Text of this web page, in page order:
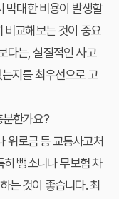
막대한 비용이 발생할
비교해보는 것이 중요
다는, 실질적인 사고
지를 최우선으로 고
분한가요?
위로금 등 교통사고처
히 뺑소니나 무보험 차
는 것이 좋습니다. 최